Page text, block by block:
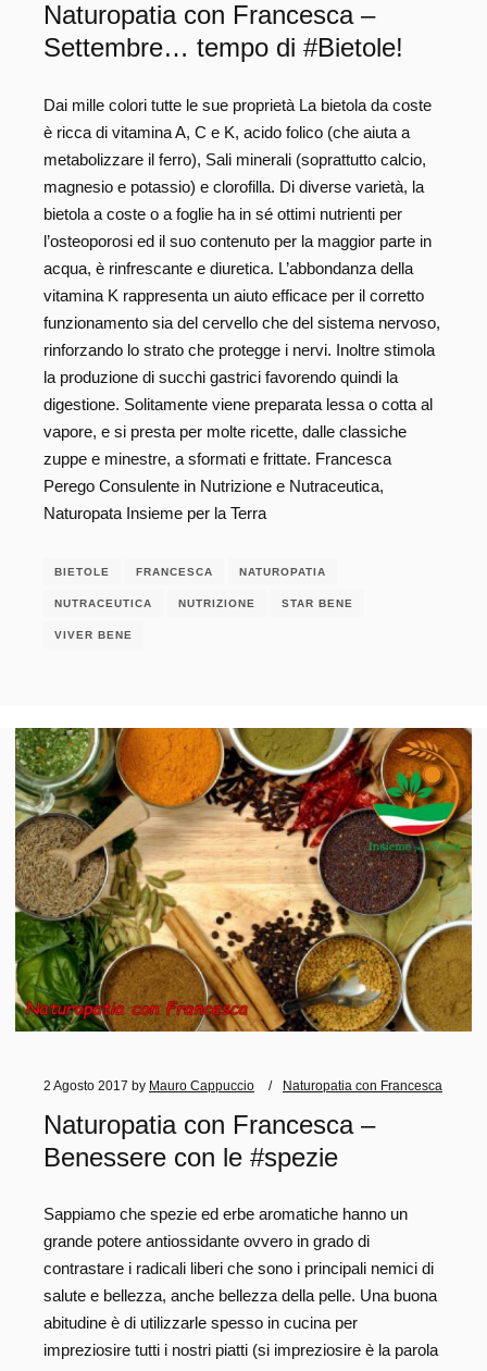
Naturopatia con Francesca –
Settembre… tempo di #Bietole!
Dai mille colori tutte le sue proprietà La bietola da coste
è ricca di vitamina A, C e K, acido folico (che aiuta a
metabolizzare il ferro), Sali minerali (soprattutto calcio,
magnesio e potassio) e clorofilla. Di diverse varietà, la
bietola a coste o a foglie ha in sé ottimi nutrienti per
l’osteoporosi ed il suo contenuto per la maggior parte in
acqua, è rinfrescante e diuretica. L’abbondanza della
vitamina K rappresenta un aiuto efficace per il corretto
funzionamento sia del cervello che del sistema nervoso,
rinforzando lo strato che protegge i nervi. Inoltre stimola
la produzione di succhi gastrici favorendo quindi la
digestione. Solitamente viene preparata lessa o cotta al
vapore, e si presta per molte ricette, dalle classiche
zuppe e minestre, a sformati e frittate. Francesca
Perego Consulente in Nutrizione e Nutraceutica,
Naturopata Insieme per la Terra
BIETOLE FRANCESCA NATUROPATIA
NUTRACEUTICA NUTRIZIONE STAR BENE
VIVER BENE
2 Agosto 2017 by Mauro Cappuccio Naturopatia con Francesca
Naturopatia con Francesca –
Benessere con le #spezie
Sappiamo che spezie ed erbe aromatiche hanno un
grande potere antiossidante ovvero in grado di
contrastare i radicali liberi che sono i principali nemici di
salute e bellezza, anche bellezza della pelle. Una buona
abitudine è di utilizzarle spesso in cucina per
impreziosire tutti i nostri piatti (si impreziosire è la parola